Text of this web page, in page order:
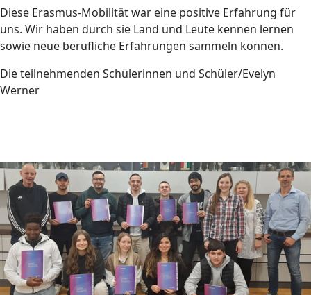
Diese Erasmus-Mobilität war eine positive Erfahrung für
uns. Wir haben durch sie Land und Leute kennen lernen
sowie neue berufliche Erfahrungen sammeln können.
Die teilnehmenden Schülerinnen und Schüler/Evelyn
Werner